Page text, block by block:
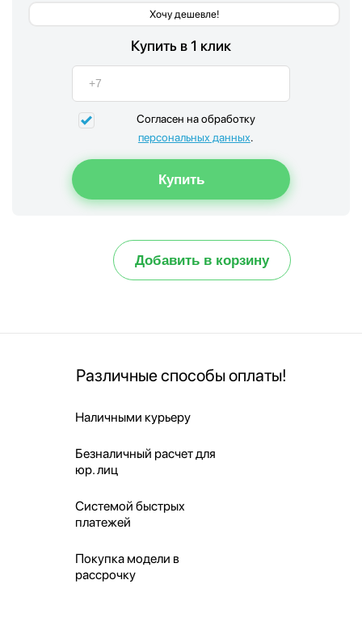
Хочу дешевле!
Купить в 1 клик
Согласен на обработку
персональных данных.
Добавить в корзину
Различные способы оплаты!
Наличными курьеру
Безналичный расчет для
юр. лиц
Системой быстрых
платежей
Покупка модели в
рассрочку